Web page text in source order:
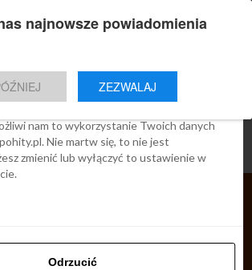
aplikacja Flipohity
wiadomości, artykuły, TOP
Instalacja
Szczegóły O cookies
używa plików cookies
aby pokazać Ci tylko te treści, które
nam to wykorzystanie Twoich danych
Nie martw się, to nie jest
zmienić lub wyłączyć to ustawienie w
Odrzucić
najnowsze powiadomienia
ZEZWALAJ